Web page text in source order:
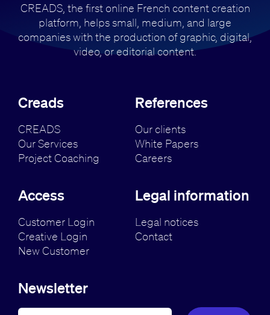
CREADS, the first online French content creation
platform, helps small, medium, and large
companies with the production ofgraphic, digital,
video, or editorial content.
Creads
CREADS
Our Services
Project Coaching
References
Our clients
White Papers
Careers
Access
Customer Login
Creative Login
New Customer
Legal information
Legal notices
Contact
Newsletter